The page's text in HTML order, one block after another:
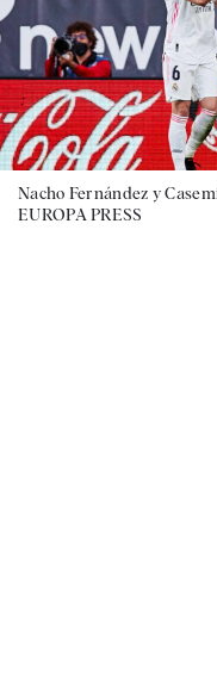
Nacho Fernández y
EUROPA PRESS